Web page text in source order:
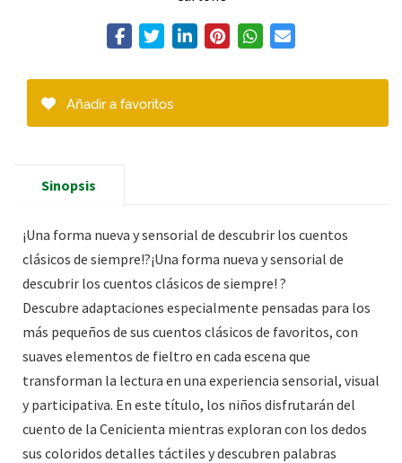
Añadir a favoritos
Sinopsis
¡Una forma nueva y sensorial de descubrir los cuentos
clásicos de siempre!?¡Una forma nueva y sensorial de
descubrir los cuentos clásicos de siempre! ?
Descubre adaptaciones especialmente pensadas para los
más pequeños de sus cuentos clásicos de favoritos, con
suaves elementos de fieltro en cada escena que
transforman la lectura en una experiencia sensorial, visual
y participativa. En este título, los niños disfrutarán del
cuento de la Cenicienta mientras exploran con los dedos
sus coloridos detalles táctiles y descubren palabras